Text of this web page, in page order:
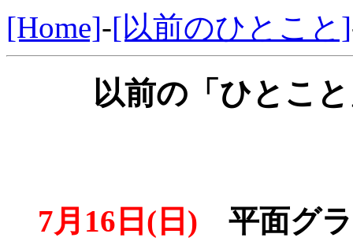
[Home]-[以前のひとこと]
以前の「ひとこ
7月16日(日) 平面グ